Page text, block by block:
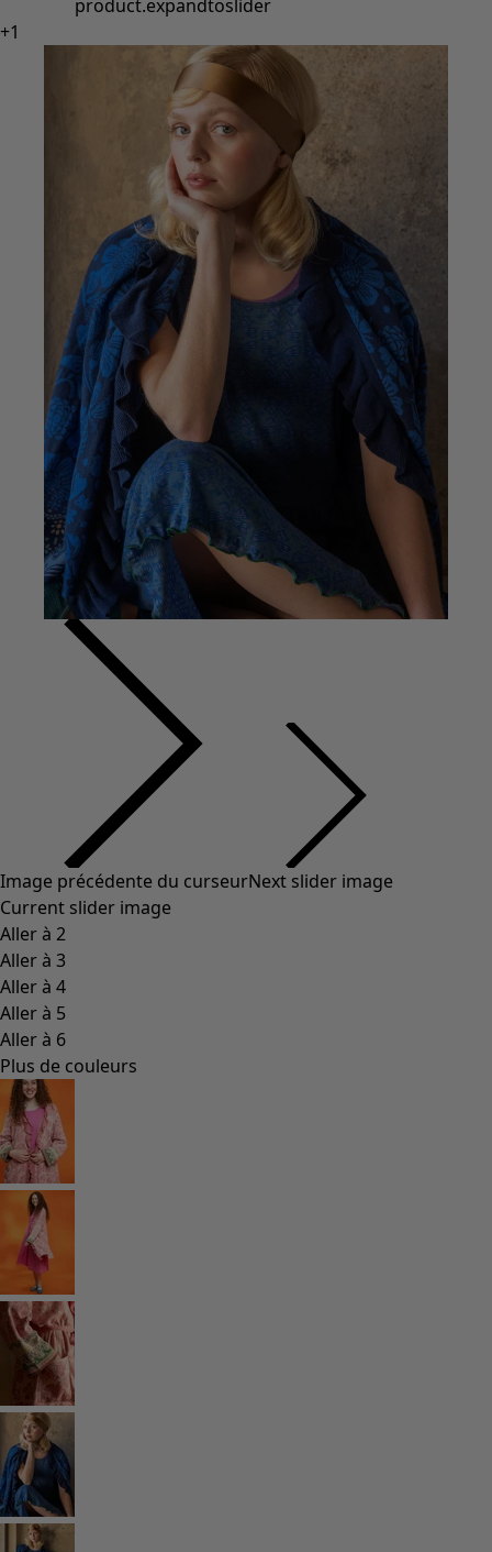
Robes de style hippie
Vêtements hippies
Une mode scandinave
Superpositions
À rayures
Des carreaux à foison
Vêtements bio
Un design suédois
Robes en jersey
Vêtements bohèmes
Des vêtements pour les soirées fraîches
Vêtements à motif
Coton
Coton biologique
Maillots de bain et vêtements de plage
Vêtements de fête
Collections
Dans l'univers du kimono
Monsoon
Étendues champêtres
Coimbatore
Les classiques de Gudrun
Des tournesols pour le HCR